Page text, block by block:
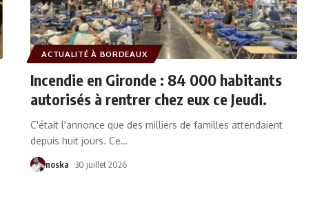
ACTUALITÉ À BORDEAUX
Incendie en Gironde : 84 000 habitants
autorisés à rentrer chez eux ce Jeudi.
C'était l'annonce que des milliers de familles attendaient
depuis huit jours. Ce…
noska 30 juillet 2026